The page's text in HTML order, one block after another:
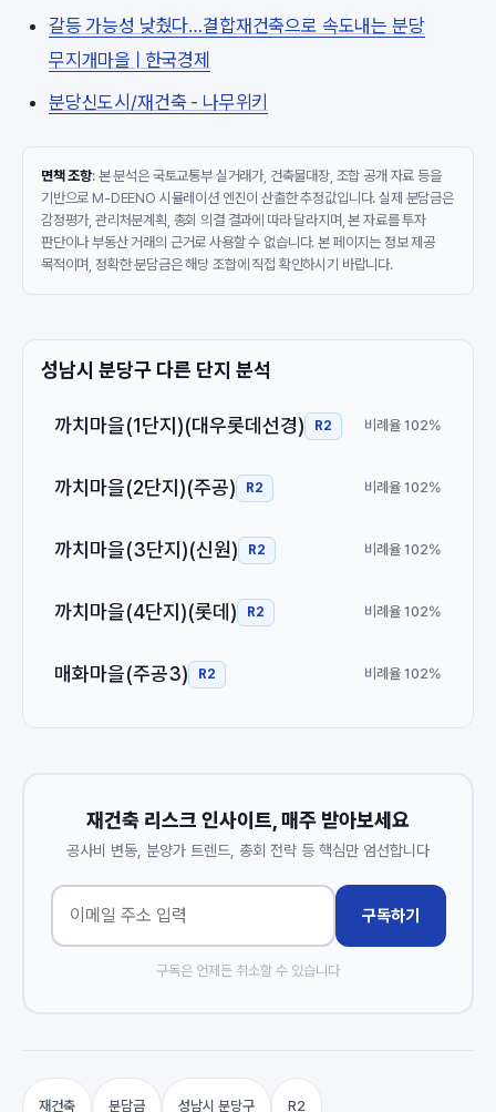
갈등 가능성 낮췄다…결합재건축으로 속도내는 분당
무지개마을 | 한국경제
분당신도시/재건축 - 나무위키
면책 조항: 본 분석은 국토교통부 실거래가, 건축물대장, 조합 공개 자료 등을
기반으로 M-DEENO 시뮬레이션 엔진이 산출한 추정값입니다. 실제 분담금은
감정평가, 관리처분계획, 총회 의결 결과에 따라 달라지며, 본 자료를 투자
판단이나 부동산 거래의 근거로 사용할 수 없습니다. 본 페이지는 정보 제공
목적이며, 정확한 분담금은 해당 조합에 직접 확인하시기 바랍니다.
성남시 분당구 다른 단지 분석
까치마을(1단지)(대우롯데선경) R2 비례율 102%
까치마을(2단지)(주공) R2 비례율 102%
까치마을(3단지)(신원) R2 비례율 102%
까치마을(4단지)(롯데) R2 비례율 102%
매화마을(주공3) R2 비례율 102%
재건축 리스크 인사이트, 매주 받아보세요
공사비 변동, 분양가 트렌드, 총회 전략 등 핵심만 엄선합니다
구독하기
구독은 언제든 취소할 수 있습니다
재건축 분담금 성남시 분당구 R2